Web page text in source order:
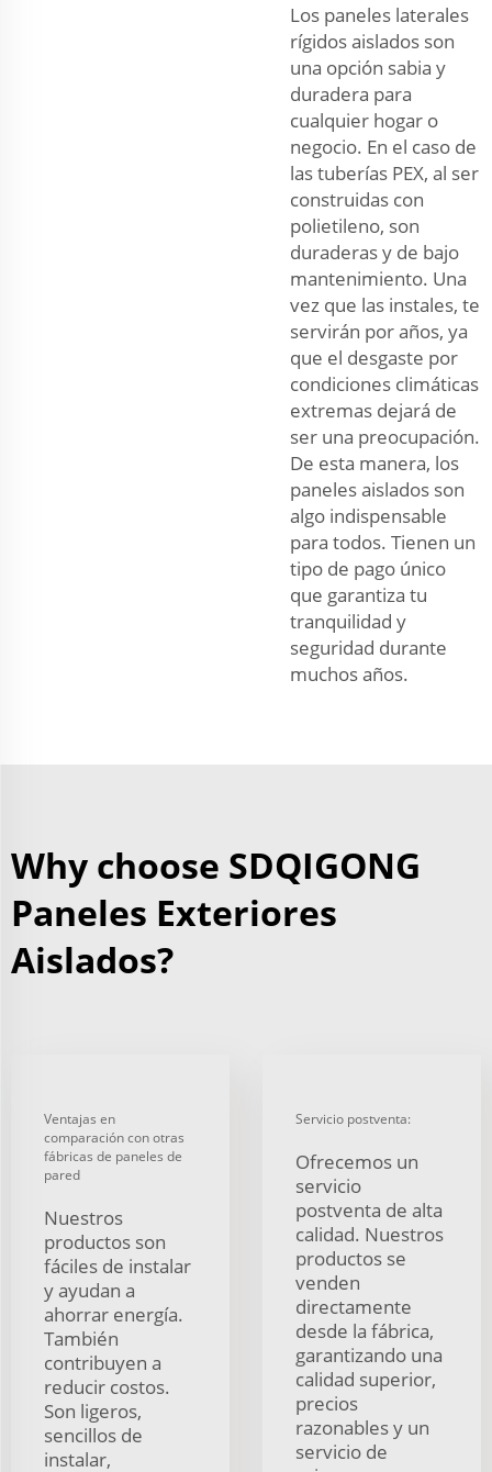
Los paneles laterales
rígidos aislados son
una opción sabia y
duradera para
cualquier hogar o
negocio. En el caso de
las tuberías PEX, al ser
construidas con
polietileno, son
duraderas y de bajo
mantenimiento. Una
vez que las instales, te
servirán por años, ya
que el desgaste por
condiciones climáticas
extremas dejará de
ser una preocupación.
De esta manera, los
paneles aislados son
algo indispensable
para todos. Tienen un
tipo de pago único
que garantiza tu
tranquilidad y
seguridad durante
muchos años.
Why choose SDQIGONG
Paneles Exteriores
Aislados?
Ventajas en
comparación con otras
fábricas de paneles de
pared
Nuestros
productos son
fáciles de instalar
y ayudan a
ahorrar energía.
También
contribuyen a
reducir costos.
Son ligeros,
sencillos de
instalar,
Servicio postventa:
Ofrecemos un
servicio
postventa de alta
calidad. Nuestros
productos se
venden
directamente
desde la fábrica,
garantizando una
calidad superior,
precios
razonables y un
servicio de